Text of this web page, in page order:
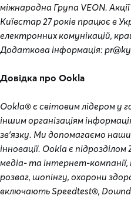
міжнародна Група VEON.
Київстар 27 років працює в
електронних комунікацій,
Додаткова інформація:
Довідка про Ookla
Ookla® є світовим лідером у
іншим організаціям
зв'язку. Ми допомагаємо
інновації. Ookla є
медіа- та інтернет-компанії,
розваг, шопінгу, охорони
включають Speedtest®,